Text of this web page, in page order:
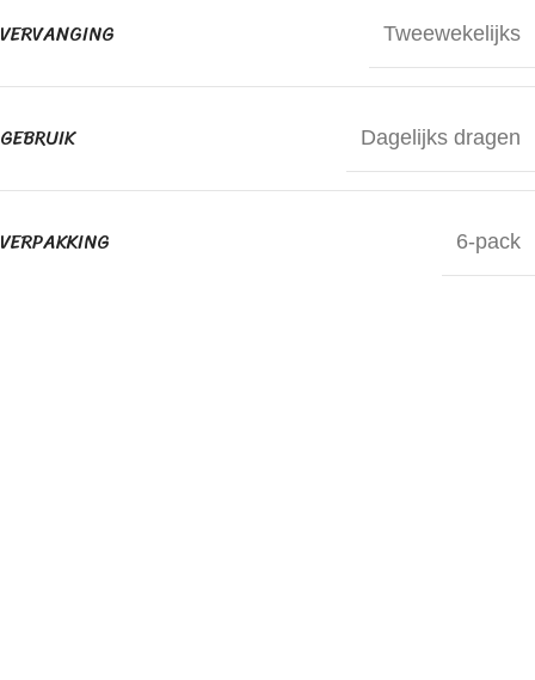
VERVANGING Tweewekelijks
GEBRUIK Dagelijks dragen
VERPAKKING 6-pack